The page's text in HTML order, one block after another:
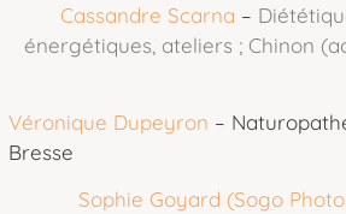
Cassandre Scarna –
énergétiques, ateliers ; Chinon
Véronique Dupeyron –
Bresse
Sophie Goyard (Sogo